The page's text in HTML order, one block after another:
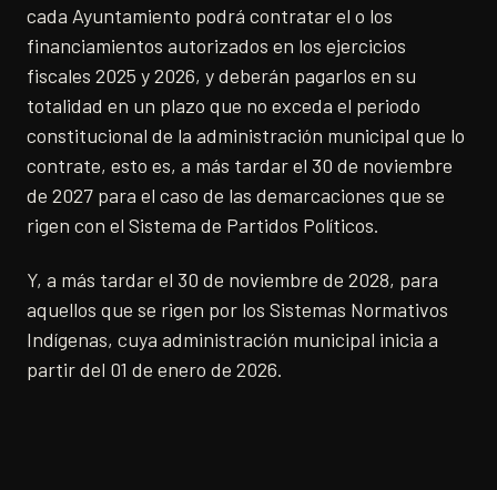
cada Ayuntamiento podrá contratar el o los
financiamientos autorizados en los ejercicios
fiscales 2025 y 2026, y deberán pagarlos en su
totalidad en un plazo que no exceda el periodo
constitucional de la administración municipal que lo
contrate, esto es, a más tardar el 30 de noviembre
de 2027 para el caso de las demarcaciones que se
rigen con el Sistema de Partidos Políticos.
Y, a más tardar el 30 de noviembre de 2028, para
aquellos que se rigen por los Sistemas Normativos
Indígenas, cuya administración municipal inicia a
partir del 01 de enero de 2026.